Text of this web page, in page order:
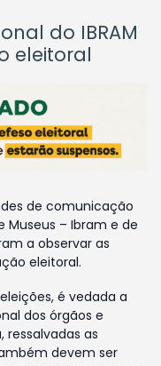
do IBRAM
eleitoral
de comunicação
Museus – Ibram e de
a observar as
eleitoral.
é vedada a
dos órgãos e
ressalvadas as
devem ser